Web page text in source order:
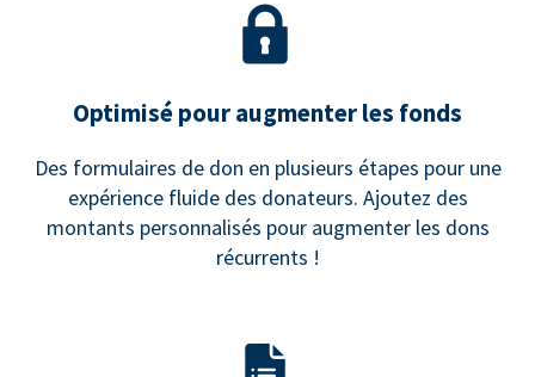
Optimisé pour augmenter les fonds
Des formulaires de don en plusieurs étapes pour une
expérience fluide des donateurs. Ajoutez des
montants personnalisés pour augmenter les dons
récurrents !